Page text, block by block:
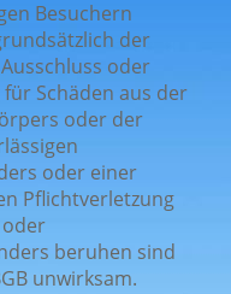
Besuchern
der
oder
Schäden aus der
oder der
oder einer
Pflichtverletzung
beruhen sind
unwirksam.